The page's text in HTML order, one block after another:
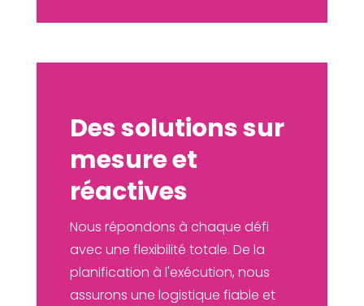
Des solutions sur
mesure et
réactives
Nous répondons à chaque défi
avec une flexibilité totale. De la
planification à l'exécution, nous
assurons une logistique fiable et